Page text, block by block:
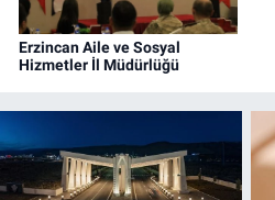
Erzincan Aile ve Sosyal
Hizmetler İl Müdürlüğü